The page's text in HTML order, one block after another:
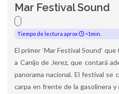
Mar Festival Sound
Tiempo de lectura aprox <1min.
El primer ‘Mar Festival Sound’
a Canijo de Jerez, que contará
panorama nacional. El festival se
carpa en frente de la gasolinera